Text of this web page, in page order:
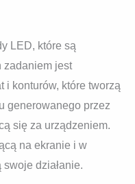
LED, które są
zadaniem jest
i konturów, które tworzą
generowanego przez
się za urządzeniem.
na ekranie i w
działanie.